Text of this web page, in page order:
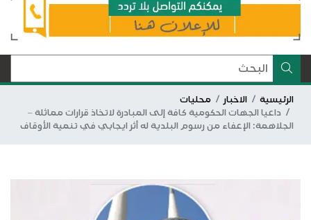
الرئيسية الاخبار
محليات
داعيا الجهات الحكومية كافة إلى المبادرة لاتخاذ قرارات مماثلة –
الجلاهمة: الإعفاء من رسوم البلدية له أثر ايجابي في تنمية الأوقاف